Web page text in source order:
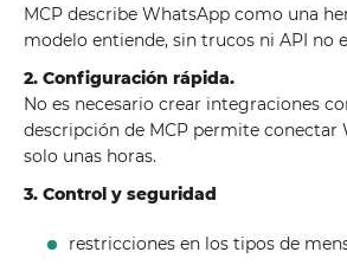
MCP describe WhatsApp como una
modelo entiende, sin trucos ni API no
2. Configuración rápida.
No es necesario crear integraciones
descripción de MCP permite conectar
solo unas horas.
3. Control y seguridad
restricciones en los tipos de